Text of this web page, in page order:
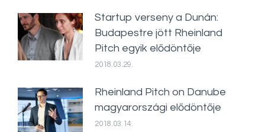
Startup verseny a Dunán:
Budapestre jött Rheinland
Pitch egyik elődöntője
2018.03.29.
Rheinland Pitch on Danube
magyarországi elődöntője
2018.03.14.